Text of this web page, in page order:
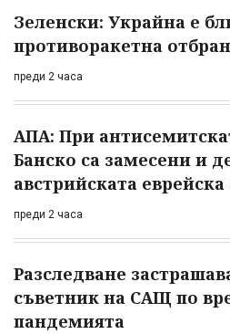
Зеленски: Украйна е
противоракетна
преди 2 часа
АПА: При
Банско са замесени и
австрийската
преди 2 часа
Разследване
съветник на САЩ по
пандемията